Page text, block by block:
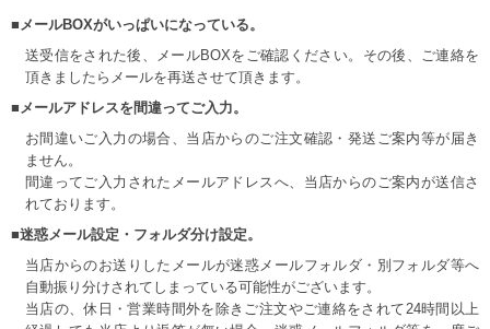
■メールBOXがいっぱいになっている。
送受信をされた後、メールBOXをご確認ください。その後、ご連絡を
頂きましたらメールを再送させて頂きます。
■メールアドレスを間違ってご入力。
お間違いご入力の場合、当店からのご注文確認・発送ご案内等が届き
ません。
間違ってご入力されたメールアドレスへ、当店からのご案内が送信さ
れております。
■迷惑メール設定・フォルダ分け設定。
当店からのお送りしたメールが迷惑メールフォルダ・別フォルダ等へ
自動振り分けされてしまっている可能性がございます。
当店の、休日・営業時間外を除きご注文やご連絡をされて24時間以上